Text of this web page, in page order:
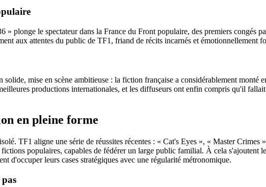
» plonge le spectateur dans la France du Front populaire, des premiers congés
aux attentes du public de TF1, friand de récits incarnés et émotionnellement
mise en scène ambitieuse : la fiction française a considérablement
productions internationales, et les diffuseurs ont enfin compris qu'il
en pleine forme
TF1 aligne une série de réussites récentes : « Cat's Eyes », « Master
populaires, capables de fédérer un large public familial. À cela
d'occuper leurs cases stratégiques avec une régularité métronomique.